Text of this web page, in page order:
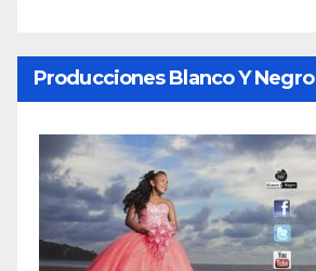
Producciones Blanco Y Negro